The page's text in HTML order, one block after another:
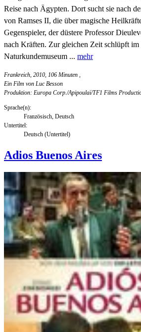
Reise nach Ägypten. Dort sucht sie nach
von Ramses II, die über magische
Gegenspieler, der düstere Professor
nach Kräften. Zur gleichen Zeit schlüpft im
Naturkundemuseum ... mehr
Frankreich, 2010, 106 Minuten
Ein Film von Luc Besson
Produktion: Europa Corp./Apipoulaï/TF1 Films
Sprache(n):
Französisch, Deutsch
Untertitel:
Deutsch (Untertitel)
Adios Buenos Aires